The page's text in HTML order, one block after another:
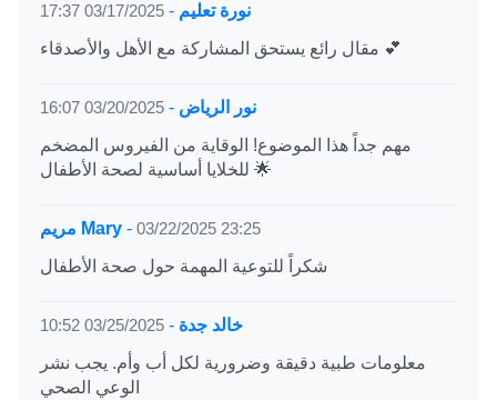
نورة تعليم -
03/17/2025 17:37
مقال رائع يستحق المشاركة مع الأهل والأصدقاء 💕
نور الرياض -
03/20/2025 16:07
مهم جداً هذا الموضوع! الوقاية من الفيروس المضخم
للخلايا أساسية لصحة الأطفال 🌟
مريم Mary - 03/22/2025 23:25
شكراً للتوعية المهمة حول صحة الأطفال
خالد جدة -
03/25/2025 10:52
معلومات طبية دقيقة وضرورية لكل أب وأم. يجب نشر
الوعي الصحي